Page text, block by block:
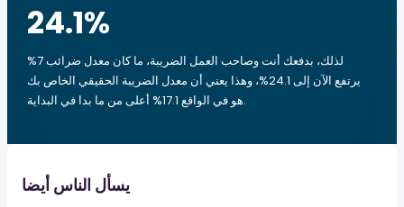
24.1%
لذلك، بدفعك أنت وصاحب العمل الضريبة، ما كان معدل ضرائب 7%
يرتفع الآن إلى 24.1%، وهذا يعني أن معدل الضريبة الحقيقي الخاص بك
هو في الواقع 17.1% أعلى من ما بدا في البداية.
يسأل الناس أيضا